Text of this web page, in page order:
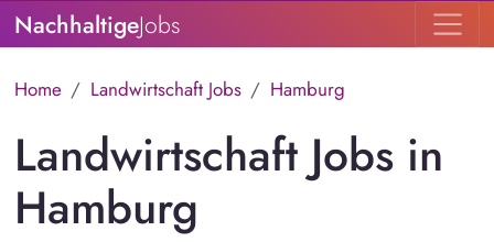
NachhaltigeJobs
Home Landwirtschaft Jobs Hamburg
Landwirtschaft Jobs in
Hamburg